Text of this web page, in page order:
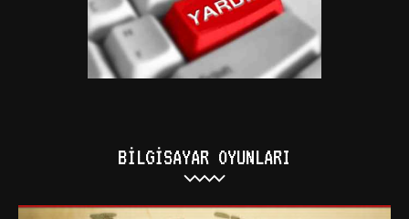
BILGISAYAR OYUNLARI